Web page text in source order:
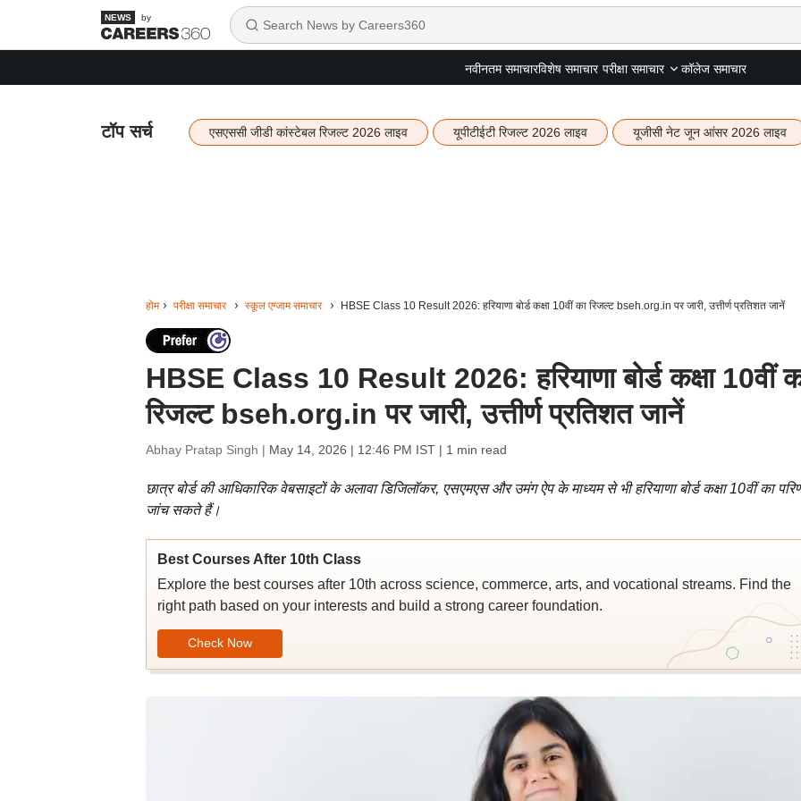
by
नवीनतम समाचारविशेष समाचार परीक्षा समाचार कॉलेज समाचार
टॉप सर्च एसएससी जीडी कांस्टेबल रिजल्ट 2026 लाइव यूपीटीईटी रिजल्ट 2026 लाइव यूजीसी नेट जून आंसर 2026 लाइव
होम परीक्षा समाचार स्कूल एग्जाम समाचार HBSE Class 10 Result 2026: हरियाणा बोर्ड कक्षा 10वीं का रिजल्ट bseh.org.in पर जारी, उत्तीर्ण प्रतिशत जानें
HBSE Class 10 Result 2026: हरियाणा बोर्ड कक्षा 10वीं
रिजल्ट bseh.org.in पर जारी, उत्तीर्ण प्रतिशत जानें
Abhay Pratap Singh | May 14, 2026 | 12:46 PM IST| 1 min read
छात्र बोर्ड की आधिकारिक वेबसाइटों के अलावा डिजिलॉकर, एसएमएस और उमंग ऐप के माध्यम से भी हरियाणा बोर्ड कक्षा 10वीं का
जांच सकते हैं।
Best Courses After 10th Class
Explore the best courses after 10th across science, commerce, arts, and vocational streams. Find the
right path based on your interests and build a strong career foundation.
Check Now